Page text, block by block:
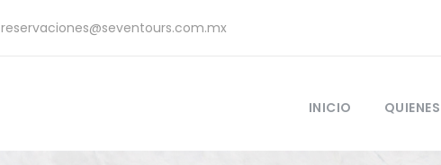
reservaciones@seventours.com.mx
INICIO